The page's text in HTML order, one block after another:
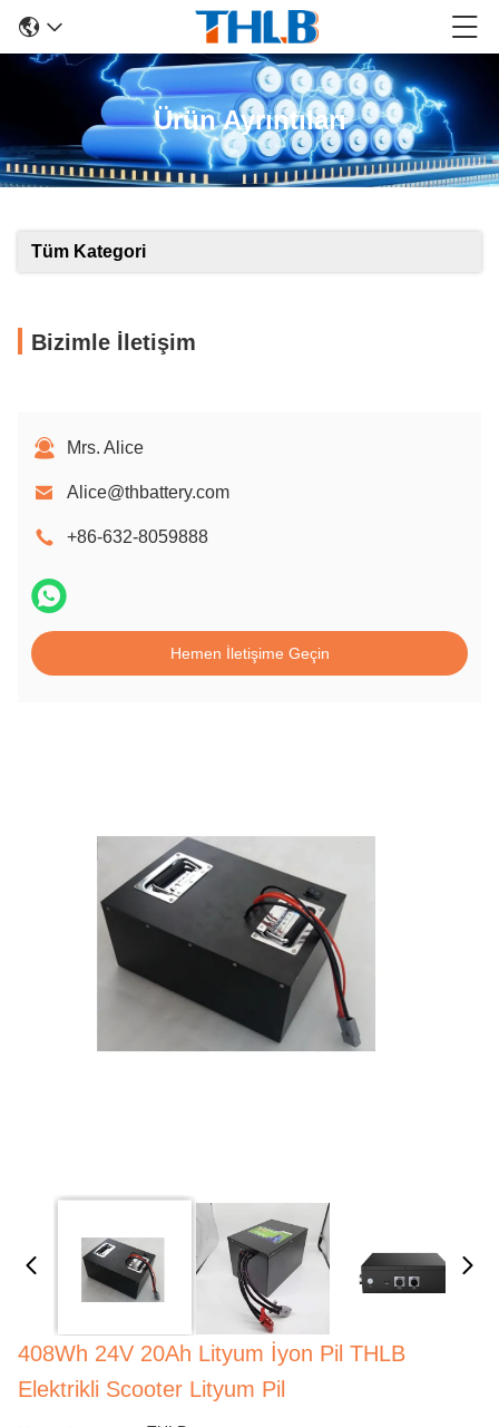
Ürün Ayrıntıları
Tüm Kategori
Bizimle İletişim
Mrs. Alice
Alice@thbattery.com
+86-632-8059888
Hemen İletişime Geçin
408Wh 24V 20Ah Lityum İyon Pil THLB
Elektrikli Scooter Lityum Pil